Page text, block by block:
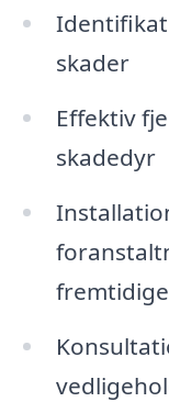
skader
Effektiv
skadedyr